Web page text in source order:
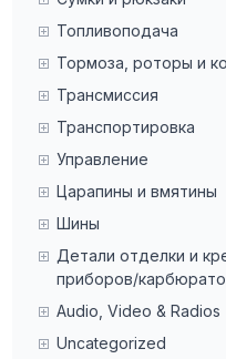
Топливоподача
Тормоза, роторы и
Трансмиссия
Транспортировка
Управление
Царапины и вмятины
Шины
Детали отделки и
приборов/
Audio, Video & Radios
Uncategorized